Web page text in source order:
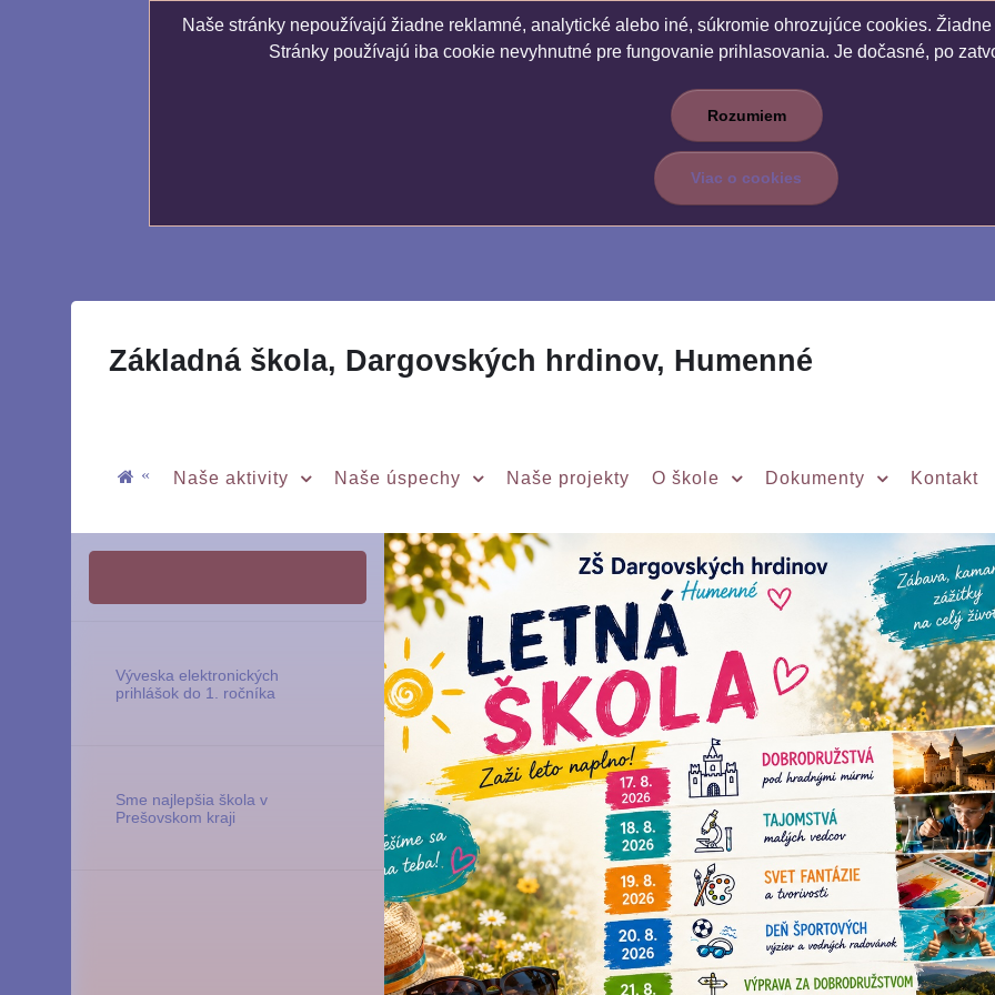
Naše stránky nepoužívajú žiadne reklamné, analytické alebo iné, súkromie ohrozujúce cookies.
Stránky používajú iba cookie nevyhnutné pre fungovanie prihlasovania. Je dočasné, po
Rozumiem
Viac o cookies
Základná škola, Dargovských hrdinov, Humenné
« Naše aktivity Naše úspechy Naše projekty O škole Dokumenty Kontakt
Výveska elektronických
prihlášok do 1. ročníka
Sme najlepšia škola v
Prešovskom kraji